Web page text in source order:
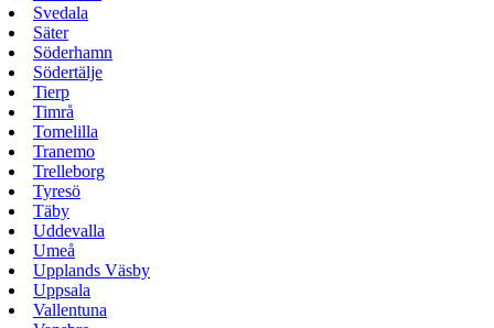
Svedala
Säter
Söderhamn
Södertälje
Tierp
Timrå
Tomelilla
Tranemo
Trelleborg
Tyresö
Täby
Uddevalla
Umeå
Upplands Väsby
Uppsala
Vallentuna